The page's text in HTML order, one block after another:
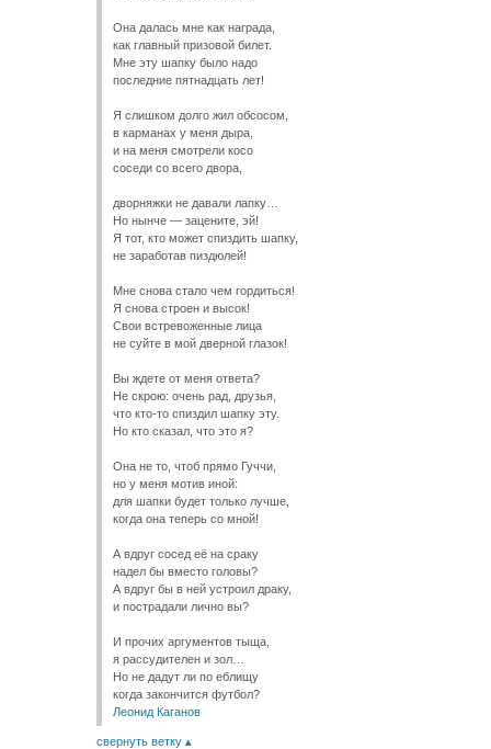
Она далась мне как награда,
как главный призовой билет.
Мне эту шапку было надо
последние пятнадцать лет!
Я слишком долго жил обсосом,
в карманах у меня дыра,
и на меня смотрели косо
соседи со всего двора,
дворняжки не давали лапку…
Но нынче — зацените, эй!
Я тот, кто может спиздить шапку,
не заработав пиздюлей!
Мне снова стало чем гордиться!
Я снова строен и высок!
Свои встревоженные лица
не суйте в мой дверной глазок!
Вы ждете от меня ответа?
Не скрою: очень рад, друзья,
что кто-то спиздил шапку эту.
Но кто сказал, что это я?
Она не то, чтоб прямо Гуччи,
но у меня мотив иной:
для шапки будет только лучше,
когда она теперь со мной!
А вдруг сосед её на сраку
надел бы вместо головы?
А вдруг бы в ней устроил драку,
и пострадали лично вы?
И прочих аргументов тыща,
я рассудителен и зол…
Но не дадут ли по еблищу
когда закончится футбол?
Леонид Каганов
свернуть ветку